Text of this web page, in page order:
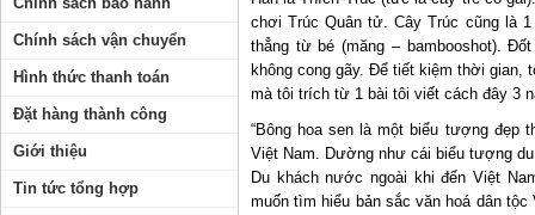
chơi Trúc Quân tử. Cây Trúc cũng là
thẳng từ bé (măng – bambooshot).
không cong gãy. Để tiết kiệm thời gian,
mà tôi trích từ 1 bài tôi viết cách đây 3
“Bông hoa sen là một biểu tượng đẹp
Việt Nam. Dường như cái biểu tượng
Du khách nước ngoài khi đến Việt
muốn tìm hiểu bản sắc văn hoá dân
Chính sách vận chuyển
Hình thức thanh toán
Đặt hàng thành công
Giới thiệu
Tin tức tổng hợp